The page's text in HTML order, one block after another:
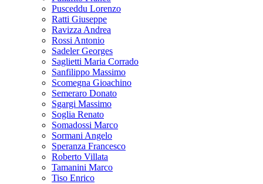
Pusceddu Lorenzo
Ratti Giuseppe
Ravizza Andrea
Rossi Antonio
Sadeler Georges
Saglietti Maria Corrado
Sanfilippo Massimo
Scomegna Gioachino
Semeraro Donato
Sgargi Massimo
Soglia Renato
Somadossi Marco
Sormani Angelo
Speranza Francesco
Roberto Villata
Tamanini Marco
Tiso Enrico